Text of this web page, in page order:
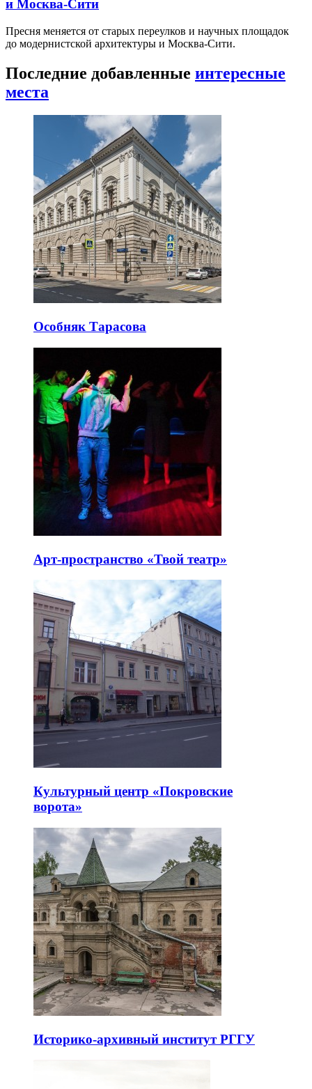
и Москва-Сити
Пресня меняется от старых переулков и научных площадок
до модернистской архитектуры и Москва-Сити.
Последние добавленные интересные
места
Особняк Тарасова
Арт-пространство «Твой театр»
Культурный центр «Покровские
ворота»
Историко-архивный институт РГГУ